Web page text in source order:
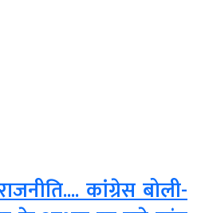
कांग्रेस बोली-